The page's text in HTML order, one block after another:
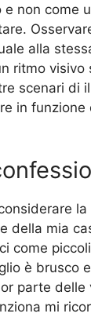
e non come
alla
ritmo visivo
scenari di
in funzione
della mia
come
è brusco
parte delle
mi